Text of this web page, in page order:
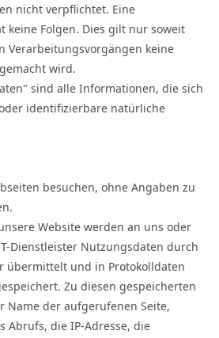
nicht verpflichtet. Eine
keine Folgen. Dies gilt nur soweit
Verarbeitungsvorgängen keine
wird.
sind alle Informationen, die sich
identifizierbare natürliche
besuchen, ohne Angaben zu
Website werden an uns oder
Dienstleister Nutzungsdaten durch
übermittelt und in Protokolldaten
Zu diesen gespeicherten
Name der aufgerufenen Seite,
Abrufs, die IP-Adresse, die